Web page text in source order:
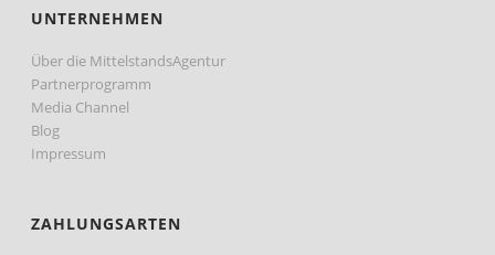
UNTERNEHMEN
Über die MittelstandsAgentur
Partnerprogramm
Media Channel
Blog
Impressum
ZAHLUNGSARTEN